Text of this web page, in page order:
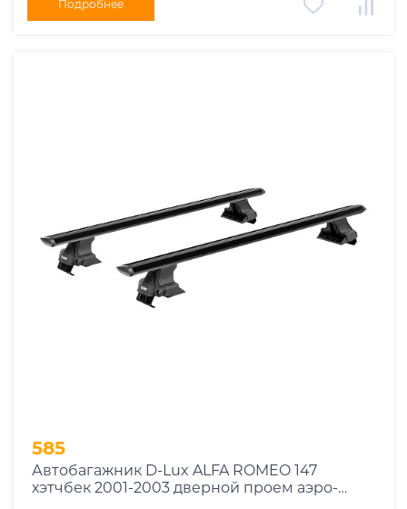
Подробнее
585
Автобагажник D-Lux ALFA ROMEO 147
хэтчбек 2001-2003 дверной проем аэро-